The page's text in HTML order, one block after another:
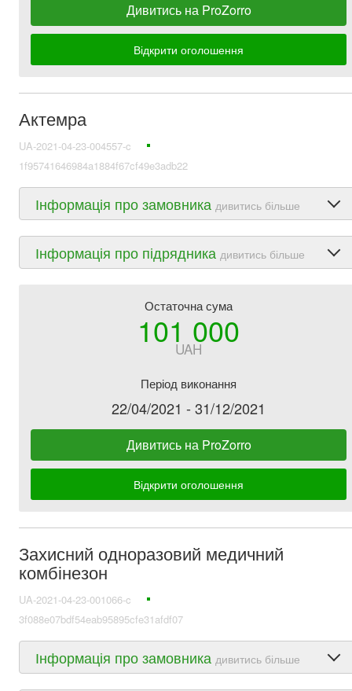
Дивитись на ProZorro
Відкрити оголошення
Актемра
UA-2021-04-23-004557-c
1f95741646984a1884f67cf49e3adb22
Інформація про замовника дивитись більше
Інформація про підрядника дивитись більше
Остаточна сума
101 000
UAH
Період виконання
22/04/2021 - 31/12/2021
Дивитись на ProZorro
Відкрити оголошення
Захисний одноразовий медичний
комбінезон
UA-2021-04-23-001066-c
3f088e07bdf54eab95895cfe31afdf07
Інформація про замовника дивитись більше